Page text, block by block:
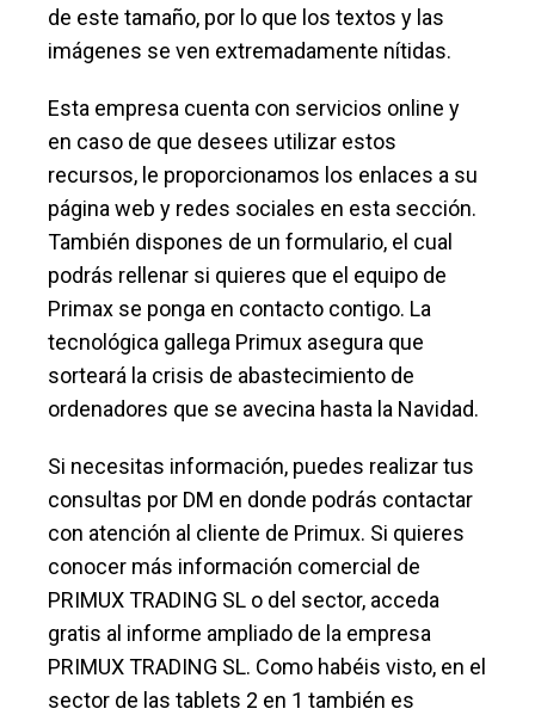
de este tamaño, por lo que los textos y las
imágenes se ven extremadamente nítidas.
Esta empresa cuenta con servicios online y
en caso de que desees utilizar estos
recursos, le proporcionamos los enlaces a su
página web y redes sociales en esta sección.
También dispones de un formulario, el cual
podrás rellenar si quieres que el equipo de
Primax se ponga en contacto contigo. La
tecnológica gallega Primux asegura que
sorteará la crisis de abastecimiento de
ordenadores que se avecina hasta la Navidad.
Si necesitas información, puedes realizar tus
consultas por DM en donde podrás contactar
con atención al cliente de Primux. Si quieres
conocer más información comercial de
PRIMUX TRADING SL o del sector, acceda
gratis al informe ampliado de la empresa
PRIMUX TRADING SL. Como habéis visto, en el
sector de las tablets 2 en 1 también es